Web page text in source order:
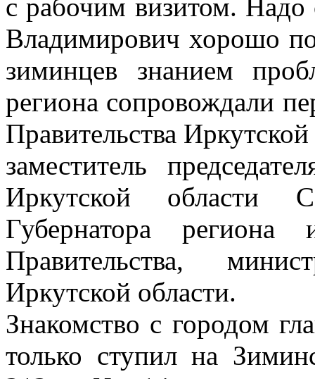
с рабочим визитом. Надо
Владимирович хорошо
зиминцев знанием
региона сопровождали
Правительства
заместитель
Иркутской области
Губернатора региона
Правительства,
Иркутской области.
Знакомство с городом
только ступил на